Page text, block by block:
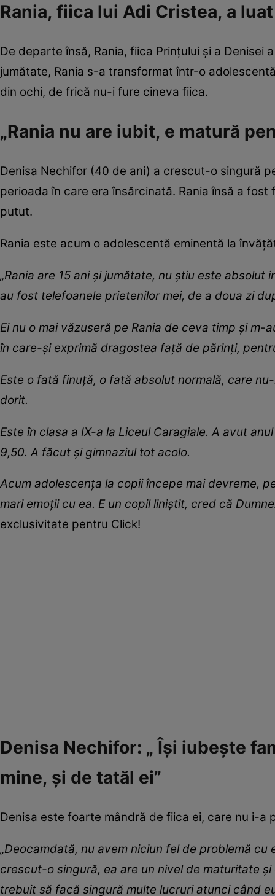
Rania, fiica lui Adi Cristea, a
De departe însă, Rania, fiica Prințului și a Denisei
jumătate, Rania s-a transformat într-o
din ochi, de frică nu-i fure cineva fiica.
„Rania nu are iubit, e matură
Denisa Nechifor (40 de ani) a crescut-o singură
perioada în care era însărcinată. Rania însă a
putut.
Rania este acum o adolescentă eminentă la
„Rania are 15 ani și jumătate, nu știu este
au fost telefoanele prietenilor mei, de a doua zi
Ei nu o mai văzuseră pe Rania de ceva timp și
în care-și exprimă dragostea față de părinți,
Este o fată finuță, o fată absolut normală, care
dorit.
Este în clasa a IX-a la Liceul Caragiale. A avut
9,50. A făcut și gimnaziul tot acolo.
Acum adolescența la copii începe mai devreme,
mari emoții cu ea. E un copil liniștit, cred că
exclusivitate pentru Click!
Denisa Nechifor: „ Își iubește
mine, și de tatăl ei”
Denisa este foarte mândră de fiica ei, care nu i-a
„Deocamdată, nu avem niciun fel de problemă
crescut-o singură, ea are un nivel de maturitate
trebuit să facă singură multe lucruri atunci când